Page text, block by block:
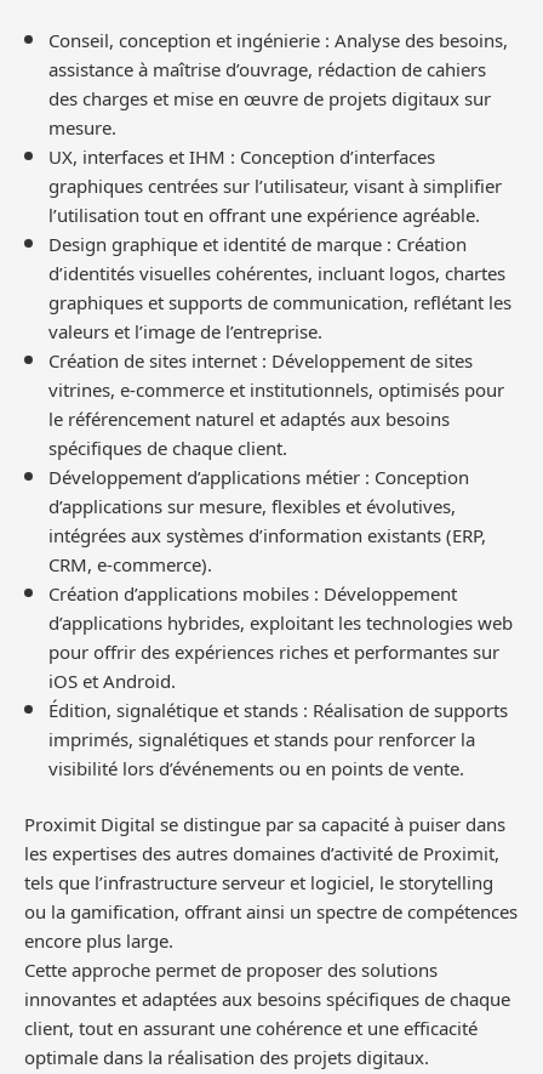
Conseil, conception et ingénierie : Analyse des besoins,
assistance à maîtrise d’ouvrage, rédaction de cahiers
des charges et mise en œuvre de projets digitaux sur
mesure.
UX, interfaces et IHM : Conception d’interfaces
graphiques centrées sur l’utilisateur, visant à simplifier
l’utilisation tout en offrant une expérience agréable.
Design graphique et identité de marque : Création
d’identités visuelles cohérentes, incluant logos, chartes
graphiques et supports de communication, reflétant les
valeurs et l’image de l’entreprise.
Création de sites internet : Développement de sites
vitrines, e-commerce et institutionnels, optimisés pour
le référencement naturel et adaptés aux besoins
spécifiques de chaque client.
Développement d’applications métier : Conception
d’applications sur mesure, flexibles et évolutives,
intégrées aux systèmes d’information existants (ERP,
CRM, e-commerce).
Création d’applications mobiles : Développement
d’applications hybrides, exploitant les technologies web
pour offrir des expériences riches et performantes sur
iOS et Android.
Édition, signalétique et stands : Réalisation de supports
imprimés, signalétiques et stands pour renforcer la
visibilité lors d’événements ou en points de vente.
Proximit Digital se distingue par sa capacité à puiser dans
les expertises des autres domaines d’activité de Proximit,
tels que l’infrastructure serveur et logiciel, le storytelling
ou la gamification, offrant ainsi un spectre de compétences
encore plus large.
Cette approche permet de proposer des solutions
innovantes et adaptées aux besoins spécifiques de chaque
client, tout en assurant une cohérence et une efficacité
optimale dans la réalisation des projets digitaux.